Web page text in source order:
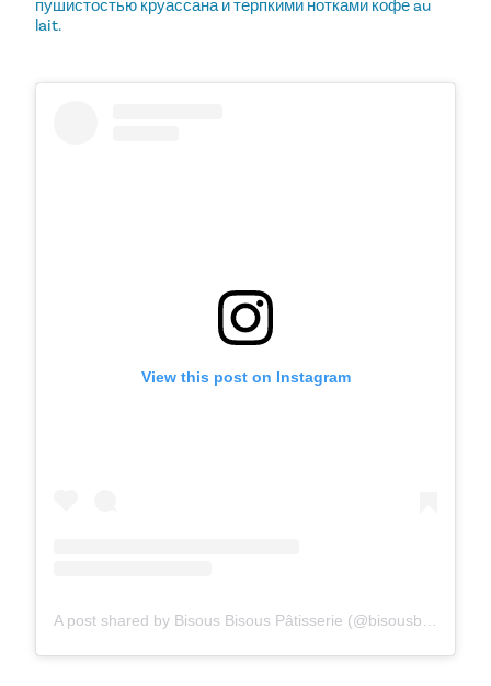
пушистостью круассана и терпкими нотками кофе au
lait.
View this post on Instagram